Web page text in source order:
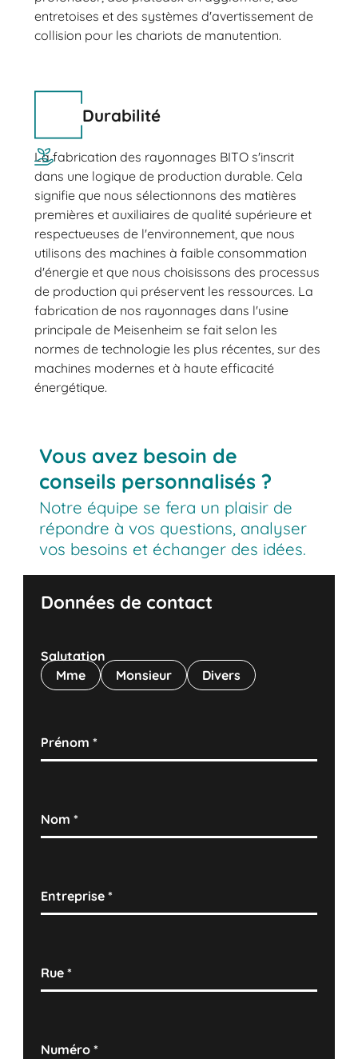
entretoises et des systèmes d'avertissement de
collision pour les chariots de manutention.
Durabilité
La fabrication des rayonnages BITO s'inscrit
dans une logique de production durable. Cela
signifie que nous sélectionnons des matières
premières et auxiliaires de qualité supérieure et
respectueuses de l'environnement, que nous
utilisons des machines à faible consommation
d'énergie et que nous choisissons des processus
de production qui préservent les ressources. La
fabrication de nos rayonnages dans l'usine
principale de Meisenheim se fait selon les
normes de technologie les plus récentes, sur des
machines modernes et à haute efficacité
énergétique.
Vous avez besoin de
conseils personnalisés ?
Notre équipe se fera un plaisir de
répondre à vos questions, analyser
vos besoins et échanger des idées.
Données de contact
Salutation
Mme
Monsieur Divers
Prénom*
Nom*
Entreprise*
Rue*
Numéro*